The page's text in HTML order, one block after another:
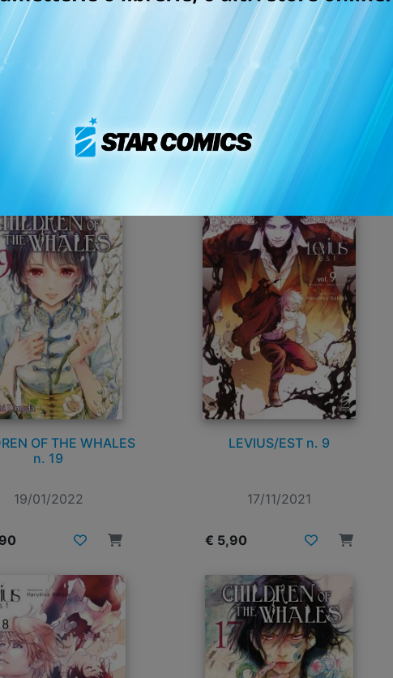
ANCIENT MAGUS
15/06/2022
DETECTIVE CONAN – WILD
POLICE STORY n. 1
18/05/2022
€ 5,50
OF THE WHALES
n. 19
19/01/2022
LEVIUS/EST n. 9
17/11/2021
€ 5,90